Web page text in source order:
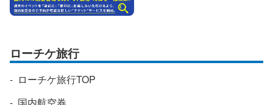
ローチケ旅行
ローチケ旅行TOP